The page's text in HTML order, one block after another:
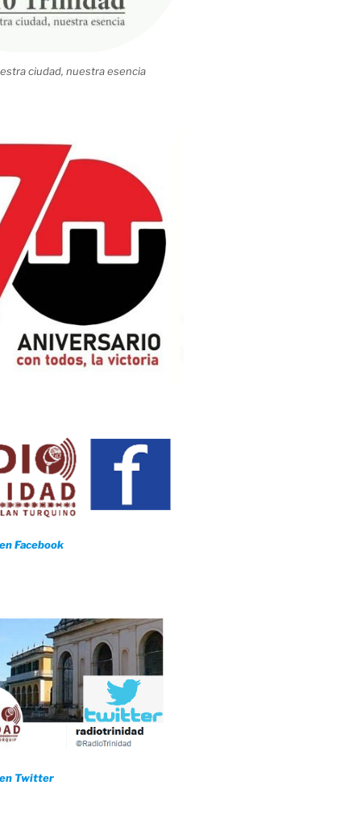
ciudad, nuestra esencia
Facebook
Twitter